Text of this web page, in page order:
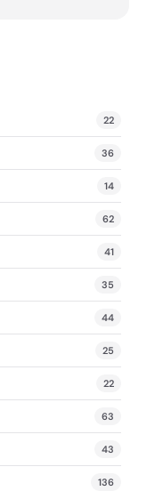
22
36
14
62
41
35
44
25
22
63
43
136